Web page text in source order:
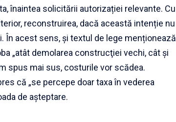
înaintea solicitării autorizației relevante. Cu
reconstruirea, dacă această intenție nu
acest sens, și textul de lege menționează
„atât demolarea construcţiei vechi, cât şi
spus mai sus, costurile vor scădea.
că „se percepe doar taxa în vederea
de așteptare.